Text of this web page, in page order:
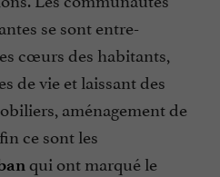
se sont entre-
cœurs des habitants,
de vie et laissant des
aménagement de
ce sont les
qui ont marqué le